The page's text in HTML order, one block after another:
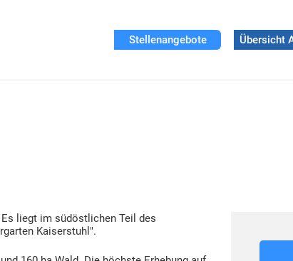
Stellenangebote Übersicht
liegt im südöstlichen Teil des
Kaiserstuhl".